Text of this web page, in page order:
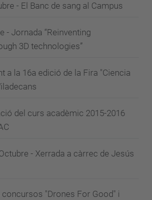
- El Banc de sang al Campus
- Jornada “Reinventing
3D technologies”
a la 16a edició de la Fira "Ciencia
del curs acadèmic 2015-2016
- Xerrada a càrrec de Jesús
"Drones For Good" i